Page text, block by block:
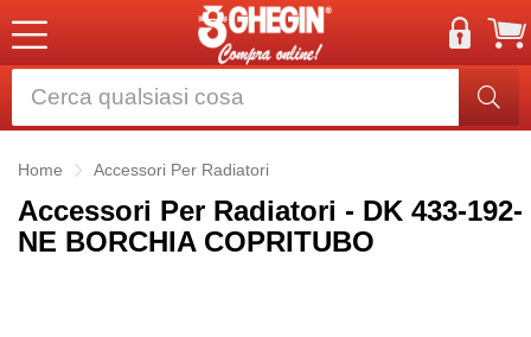
Home Accessori Per Radiatori
Accessori Per Radiatori - DK 433-192-
NE BORCHIA COPRITUBO